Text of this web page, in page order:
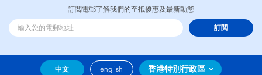
訂閲電郵了解我們的至抵優惠及最新動態
訂閲
中文 english 香港特別行政區